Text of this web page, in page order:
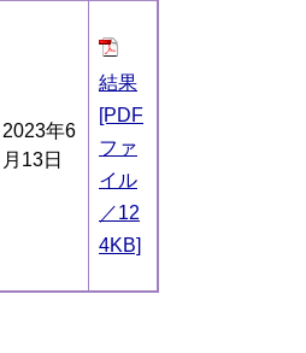
2023年6
月13日
結果
[PDF
ファ
イル
／12
4KB]